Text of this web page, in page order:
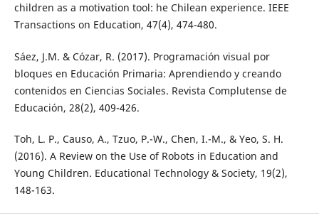
children as a motivation tool: he Chilean experience. IEEE
Transactions on Education, 47(4), 474-480.
Sáez, J.M. & Cózar, R. (2017). Programación visual por
bloques en Educación Primaria: Aprendiendo y creando
contenidos en Ciencias Sociales. Revista Complutense de
Educación, 28(2), 409-426.
Toh, L. P., Causo, A., Tzuo, P.-W., Chen, I.-M., & Yeo, S. H.
(2016). A Review on the Use of Robots in Education and
Young Children. Educational Technology & Society, 19(2),
148-163.